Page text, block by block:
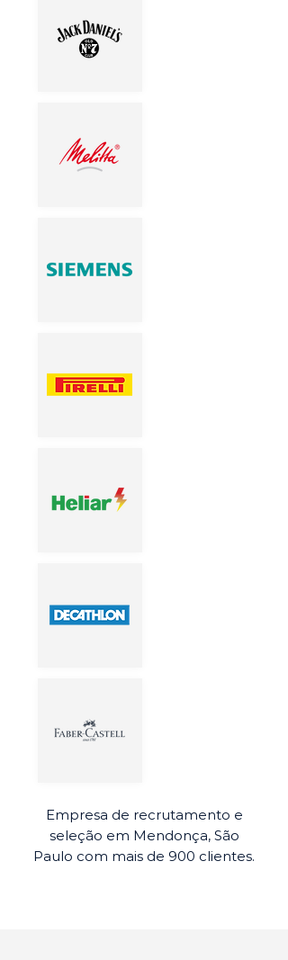
Empresa de recrutamento e
seleção em Mendonça, São
Paulo com mais de 900 clientes.